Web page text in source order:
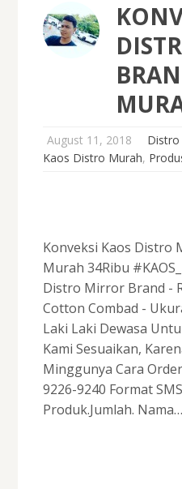
August 11, 2018 Distro
Kaos Distro Murah,
Konveksi Kaos Distro
Murah 34Ribu
Distro Mirror Brand -
Cotton Combad -
Laki Laki Dewasa
Kami Sesuaikan,
Minggunya Cara
9226-9240 Format
Produk.Jumlah. Nama…